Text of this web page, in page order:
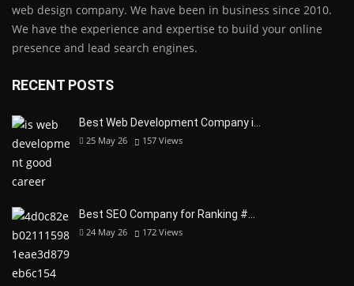
web design company. We have been in business since 2010.
We have the experience and expertise to build your online
presence and lead search engines.
RECENT POSTS
Best Web Development Company i…
25 May 26 157 Views
Best SEO Company for Ranking #…
24 May 26 172 Views